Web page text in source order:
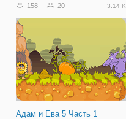
158 20 3.14 K
Адам и Ева 5 Часть 1